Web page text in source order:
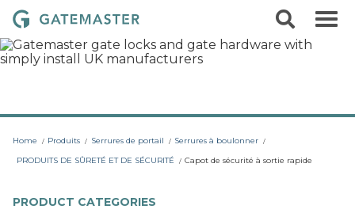
i
p
t
n
G
a
t
a
s
r
e
a
Home Produits Serrures de portail
Serrures à boulonner
PRODUITS DE SÛRETÉ ET DE SÉCURITÉ
Capot de sécurité à sortie rapide
PRODUCT CATEGORIES